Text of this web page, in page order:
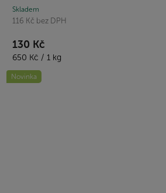
Skladem
116 Kč bez DPH
130 Kč
Měrná
cena:
650 Kč / 1 kg
Novinka